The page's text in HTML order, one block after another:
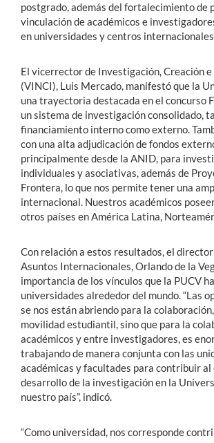
postgrado, además del fortalecimiento de
vinculación de académicos e
en universidades y centros internacionales.
El vicerrector de Investigación, Creación
(VINCI), Luis Mercado, manifestó que la
una trayectoria destacada en el concurso
un sistema de investigación consolidado,
financiamiento interno como externo.
con una alta adjudicación de fondos
principalmente desde la ANID, para
individuales y asociativas, además de
Frontera, lo que nos permite tener una
internacional. Nuestros académicos
otros países en América Latina,
Con relación a estos resultados, el
Asuntos Internacionales, Orlando de la
importancia de los vínculos que la PUCV
universidades alrededor del mundo. “Las
se nos están abriendo para la
movilidad estudiantil, sino que para la
académicos y entre investigadores, es
trabajando de manera conjunta con las
académicas y facultades para contribuir
desarrollo de la investigación en la
nuestro país”, indicó.
“Como universidad, nos corresponde